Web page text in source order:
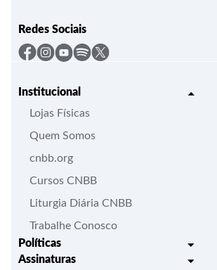
Redes Sociais
Institucional
Lojas Físicas
Quem Somos
cnbb.org
Cursos CNBB
Liturgia Diária CNBB
Trabalhe Conosco
Políticas
Trocas e Devoluções
Assinaturas